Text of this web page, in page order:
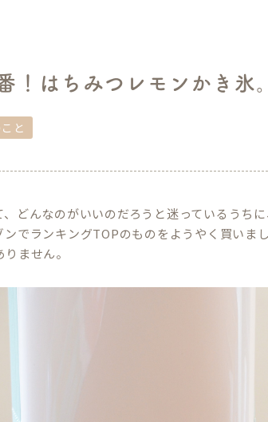
！はちみつレモンかき氷。
と
、どんなのがいいのだろうと迷っているうち
ンでランキングTOPのものをようやく買い
ません。